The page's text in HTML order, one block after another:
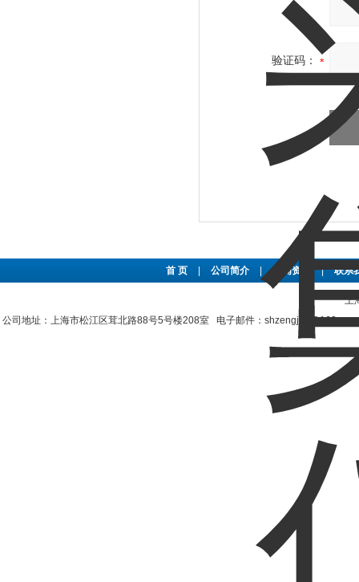
验证码：
首 页 公司简介 新闻资讯 | 联系
上
公司地址：上海市松江区茸北路88号5号楼208室 电子邮件：